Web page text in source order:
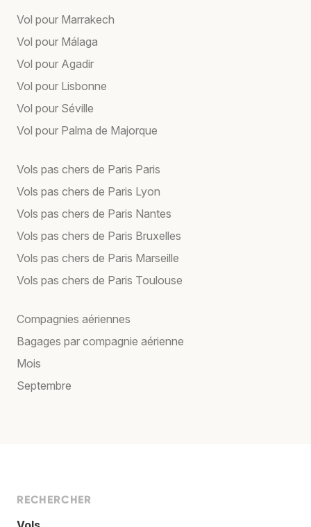
Vol pour Marrakech
Vol pour Málaga
Vol pour Agadir
Vol pour Lisbonne
Vol pour Séville
Vol pour Palma de Majorque
Vols pas chers de Paris Paris
Vols pas chers de Paris Lyon
Vols pas chers de Paris Nantes
Vols pas chers de Paris Bruxelles
Vols pas chers de Paris Marseille
Vols pas chers de Paris Toulouse
Compagnies aériennes
Bagages par compagnie aérienne
Mois
Septembre
RECHERCHER